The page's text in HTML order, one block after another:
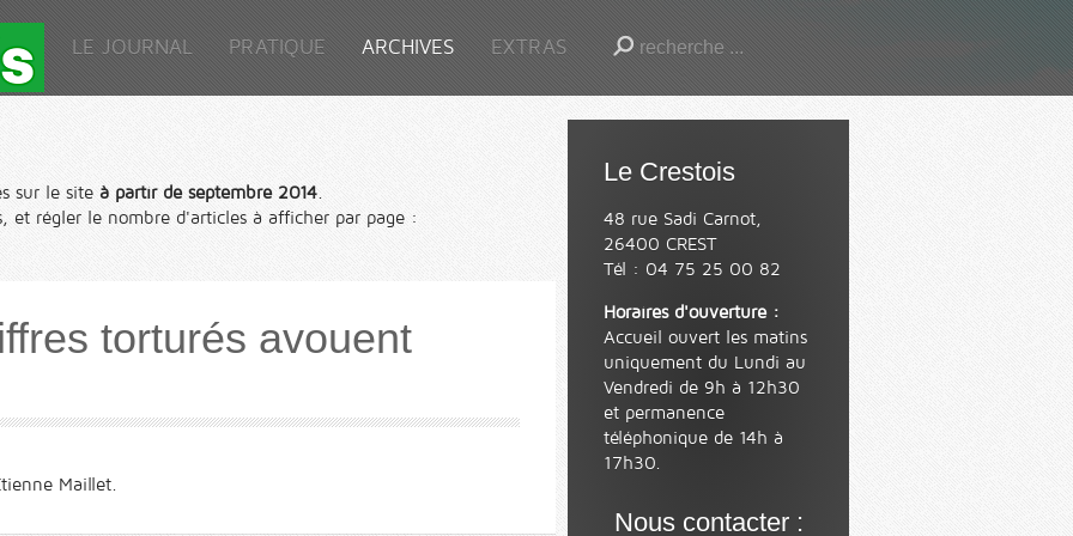
LE JOURNAL PRATIQUE ARCHIVES EXTRAS
sur le site à partir de septembre 2014
et régler le nombre d'articles à afficher par page :
torturés avouent
Maillet.
Le Crestois
48 rue Sadi Carnot,
26400 CREST
Tél : 04 75 25 00 82
Horaires d'ouverture :
Accueil ouvert les matins
uniquement du Lundi au
Vendredi de 9h à 12h30
et permanence
téléphonique de 14h à
17h30.
Nous contacter :